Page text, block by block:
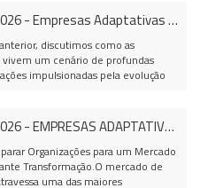
24/07/2026 - Empresas Adaptativas II A Gestão por Indicadores: quando a intuição deixa de ser suficiente
para o pagamento das despesas fixas e para a geração do lucro. Empresas que conhecem sua margem de contribuição conseguem formar preços de maneira mais estratégica, identificar produtos mais rentáveis e tomar decisões comerciais com maior segurança. Ponto de EquilíbrioDemonstra o volume mínimo de vendas necessário para cobrir todos os custos e despesas da organização. A partir desse ponto, cada nova venda passa efetivamente a gerar lucro.Conhecer esse indicador reduz riscos e auxilia no planejamento financeiro. EBITDAO EBITDA (Lucro antes dos Juros, Impostos, Depreciação e Amortização) mede a capacidade operacional da empresa em gerar resultados por meio de sua atividade principal.É amplamente utilizado para comparar empresas de diferentes portes e setores, eliminando efeitos financeiros e tributários que podem distorcer a análise. Fluxo de CaixaMais do que medir lucro, o fluxo de caixa acompanha todas as entradas e saídas de recursos financeiros.Uma empresa pode apresentar lucro contábil e, ao mesmo tempo, enfrentar dificuldades para pagar fornecedores ou salários. Por isso, controlar o fluxo de caixa é fundamental para garantir liquidez e sustentabilidade. Giro de EstoquesMede a velocidade com que os produtos são vendidos e renovados.Estoques elevados significam recursos financeiros parados, aumento dos custos de armazenagem e maior risco de perdas por obsolescência ou vencimento. Ticket MédioApresenta o valor médio gasto por cliente em cada compra.Esse indicador auxilia na definição de estratégias comerciais, programas de fidelização e ações de vendas, permitindo aumentar o faturamento sem necessariamente ampliar o número de clientes. LucratividadeIndica qual percentual da receita transforma-se efetivamente em lucro.Permite avaliar se o esforço operacional da empresa está sendo convertido em resultados financeiros satisfatórios. RentabilidadeEnquanto a lucratividade mede o lucro em relação às vendas, a rentabilidade demonstra o retorno obtido sobre o capital investido pelos sócios.Esse indicador responde a uma pergunta essencial:Vale a pena manter o capital investido neste negócio? Índice de RetrabalhoQuantifica perdas decorrentes de erros, falhas de produção, correções e serviços refeitos.Reduzir o retrabalho significa aumentar produtividade, diminuir desperdícios e melhorar a qualidade dos produtos e serviços. Produtividade por ColaboradorAvalia quanto cada profissional, equipe ou setor consegue produzir em determinado período.Não se trata apenas de produzir mais, mas de produzir melhor, com qualidade, eficiência e menor utilização de recursos. TurnoverRepresenta a rotatividade de colaboradores.Índices elevados normalmente refletem problemas relacionados à liderança, clima organizacional, remuneração, cultura empresarial ou ausência de oportunidades de desenvolvimento.Além dos impactos humanos, a alta rotatividade gera custos significativos com recrutamento, treinamento e perda de conhecimento. AbsenteísmoMede o percentual de faltas, atrasos e ausências dos colaboradores.Quando elevado, pode indicar problemas relacionados à motivação, saúde ocupacional, ambiente de trabalho ou liderança, afetando diretamente a produtividade. Satisfação do Cliente (NPS)O Net Promoter Score (NPS) mede a probabilidade de um cliente recomendar a empresa para outras pessoas.Mais do que um indicador de satisfação, o NPS revela o potencial de fidelização dos clientes e a capacidade da empresa em construir relacionamentos duradouros. O verdadeiro valor dos indicadoresMais importante do que analisar cada indicador de forma isolada é compreender a relação existente entre eles.Uma empresa pode aumentar sua receita e, simultaneamente, reduzir sua lucratividade.Pode vender mais e gerar menos caixa.Pode crescer em faturamento enquanto perde produtividade ou enfrenta elevados índices de rotatividade.Da mesma forma, uma pequena redução na margem de contribuição pode parecer insignificante em um único mês. Entretanto, quando observada ao longo de vários períodos, pode indicar o início de um problema estrutural capaz de comprometer toda a rentabilidade da organização.As empresas adaptativas não esperam que os problemas apareçam no caixa.Elas identificam tendências, monitoram indicadores e atuam preventivamente.É justamente essa capacidade de antecipação que diferencia empresas resilientes das organizações que apenas reagem às dificuldades. O papel da Inteligência ArtificialOutro elemento que passa a integrar a gestão empresarial moderna é a Inteligência Artificial.Ao contrário do que muitos imaginam, ela não substitui o gestor.Ela amplia sua capacidade de análise.Ferramentas baseadas em IA conseguem identificar padrões de consumo, prever demandas, apoiar decisões financeiras, analisar riscos, automatizar relatórios e gerar informações estratégicas em poucos segundos.Contudo, nenhuma tecnologia substitui a sensibilidade humana para liderar pessoas, interpretar cenários complexos e tomar decisões éticas e estratégicas.A tecnologia informa.A liderança decide. O Método GERA como modelo de adaptaçãoNo Método GERA, a adaptação empresarial ocorre por meio da integração de quatro pilares fundamentais: Gestão EstratégicaDefine objetivos, metas, indicadores e direcionamento da organização. Eficiência OperacionalPadroniza processos, reduz desperdícios e melhora continuamente a produtividade. Resultados SustentáveisTransforma informações financeiras e operacionais em decisões capazes de garantir crescimento consistente. Aprendizagem ContínuaEstimula o desenvolvimento permanente das pessoas, promovendo inovação, melhoria contínua e capacidade de adaptação às mudanças.Empresas que evoluem nesses quatro pilares tornam-se mais preparadas para enfrentar cenários incertos e transformar desafios em oportunidades. Reflexões para empresários e gestoresAntes de concluir, vale refletir sobre algumas questões fundamentais:Sua empresa possui indicadores estratégicos claramente definidos?As decisões são tomadas com base em dados ou apenas na experiência?Você conhece exatamente seu ponto de equilíbrio?Qual produto ou serviço gera a maior margem de contribuição?Sua empresa gera lucro ou apenas faturamento?Quanto custa conquistar um novo cliente?Quais processos apresentam maior índice de desperdício?Sua equipe está preparada para trabalhar em um ambiente cada vez mais tecnológico?Quais atividades poderiam ser automatizadas para aumentar a eficiência?Responder a essas perguntas representa um importante passo para transformar uma empresa reativa em uma organização verdadeiramente adaptativa. ConsideraçõesO futuro não pertence necessariamente às maiores empresas.Também não pertence às mais antigas.Pertence às organizações capazes de aprender continuamente, interpretar mudanças com rapidez e transformar informação em decisões estratégicas.Nesse contexto, indicadores deixam de ser apenas números apresentados em relatórios financeiros.Eles passam a representar instrumentos de gestão, orientação e sobrevivência empresarial.Em um mercado onde a única certeza é a mudança, adaptar-se deixou de ser uma vantagem competitiva.Passou a ser uma condição indispensável para permanecer competitivo e sustentável. ReferênciasDRUCKER, Peter F. Management: Tasks, Responsibilities, Practices. HarperBusiness.KAPLAN, Robert S.; NORTON, David
07/07/2026 - EMPRESAS ADAPTATIVAS
Organizações para um Mercado
Transformação.O mercado de
uma das maiores